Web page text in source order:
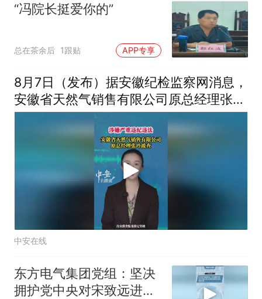
“冯院长挺爱你的”
总在茶余后 1跟贴 APP专享
8月7日（发布）据安徽纪检监察网消息，
安徽省天然气销售有限公司原总经理张玲
接受纪律审查和监察调查。（编辑：王
君）投稿邮箱：3882124142
中安在线
东方电气集团党组：坚决
拥护党中央对宋致远进行